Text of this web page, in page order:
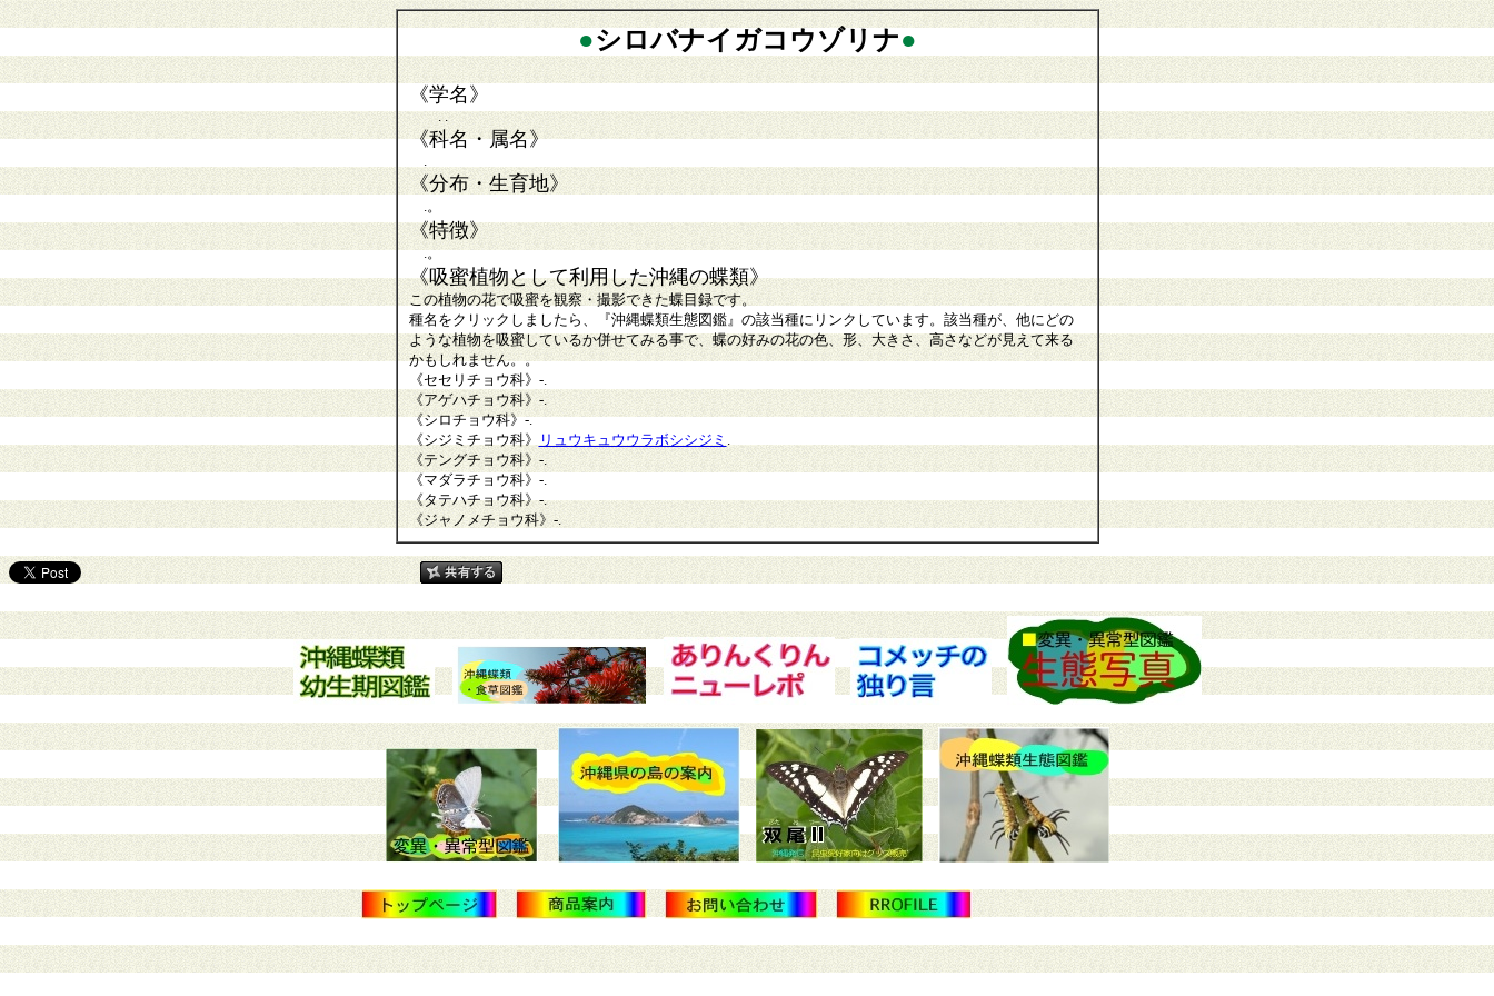
●シロバナイガコウゾリナ●
《学名》
. .
《科名・属名》
.
《分布・生育地》
.。
《特徴》
.。
《吸蜜植物として利用した沖縄の蝶類》
この植物の花で吸蜜を観察・撮影できた蝶目録です。
種名をクリックしましたら、『沖縄蝶類生態図鑑』の該当種にリンクしています。該当種が、他にどの
ような植物を吸蜜しているか併せてみる事で、蝶の好みの花の色、形、大きさ、高さなどが見えて来る
かもしれません。。
《セセリチョウ科》 -.
《アゲハチョウ科》 -.
《シロチョウ科》-.
《シジミチョウ科》
リュウキュウウラボシシジミ .
《テングチョウ科》 -.
《マダラチョウ科》 -.
《タテハチョウ科》-.
《ジャノメチョウ科》 -.